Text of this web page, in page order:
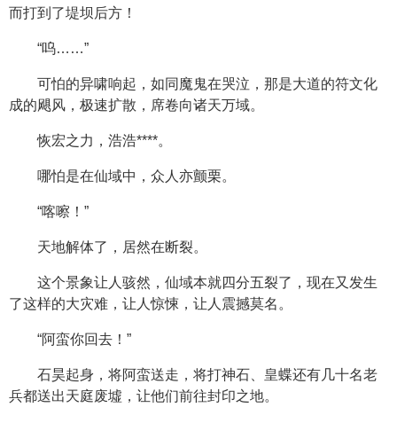
而打到了堤坝后方！
“呜……”
可怕的异啸响起，如同魔鬼在哭泣，那是大道的符文化
成的飓风，极速扩散，席卷向诸天万域。
恢宏之力，浩浩****。
哪怕是在仙域中，众人亦颤栗。
“喀嚓！”
天地解体了，居然在断裂。
这个景象让人骇然，仙域本就四分五裂了，现在又发生
了这样的大灾难，让人惊悚，让人震撼莫名。
“阿蛮你回去！”
石昊起身，将阿蛮送走，将打神石、皇蝶还有几十名老
兵都送出天庭废墟，让他们前往封印之地。